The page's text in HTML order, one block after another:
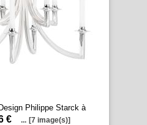
Design Philippe Starck à
€ ... [7 image(s)]